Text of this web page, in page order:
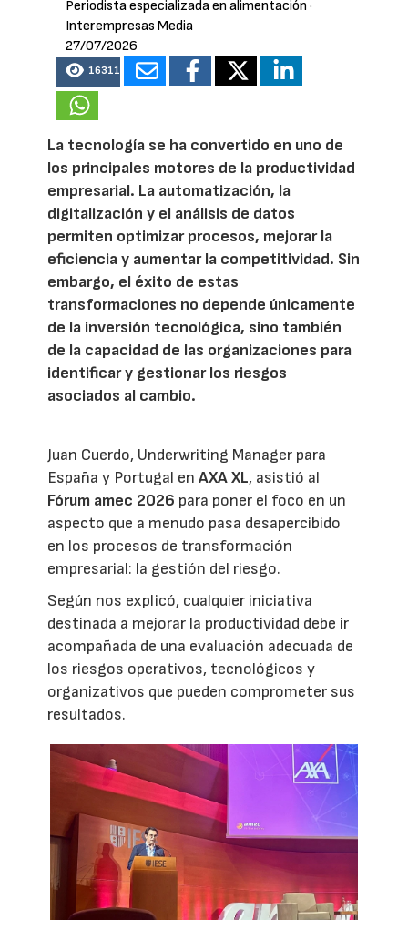
Periodista especializada en alimentación ·
Interempresas Media
27/07/2026
16311
La tecnología se ha convertido en uno de
los principales motores de la productividad
empresarial. La automatización, la
digitalización y el análisis de datos
permiten optimizar procesos, mejorar la
eficiencia y aumentar la competitividad. Sin
embargo, el éxito de estas
transformaciones no depende únicamente
de la inversión tecnológica, sino también
de la capacidad de las organizaciones para
identificar y gestionar los riesgos
asociados al cambio.
Juan Cuerdo, Underwriting Manager para
España y Portugal enAXA XL, asistió al
Fórum amec 2026 para poner el foco en un
aspecto que a menudo pasa desapercibido
en los procesos de transformación
empresarial: la gestión del riesgo.
Según nos explicó, cualquier iniciativa
destinada a mejorar la productividad debe ir
acompañada de una evaluación adecuada de
los riesgos operativos, tecnológicos y
organizativos que pueden comprometer sus
resultados.